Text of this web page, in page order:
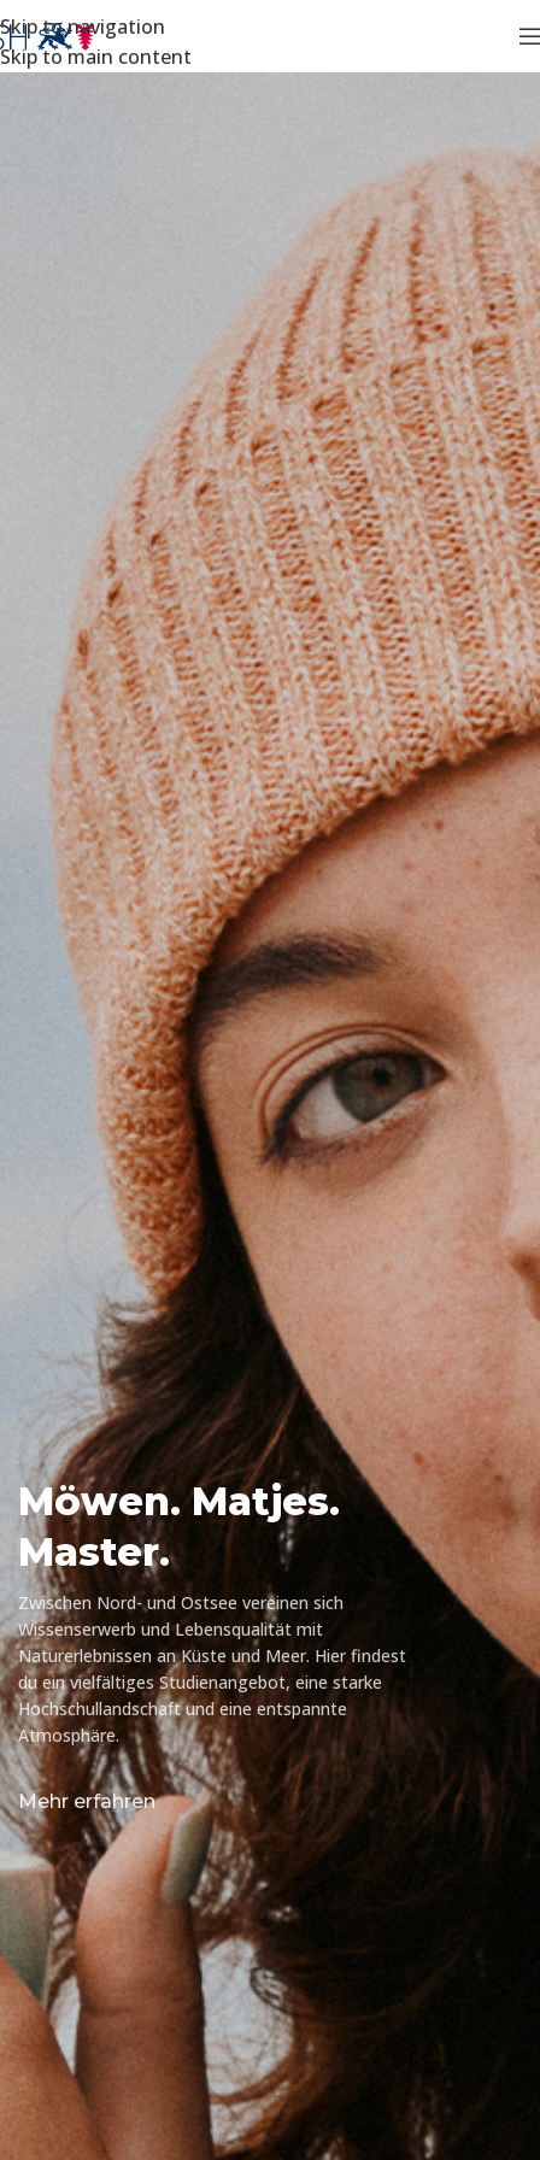
Skip to navigation
Skip to main content
Möwen. Matjes.
Master.
Zwischen Nord- und Ostsee vereinen sich
Wissenserwerb und Lebensqualität mit
Naturerlebnissen an Küste und Meer. Hier findest
du ein vielfältiges Studienangebot, eine starke
Hochschullandschaft und eine entspannte
Atmosphäre.
Mehr erfahren